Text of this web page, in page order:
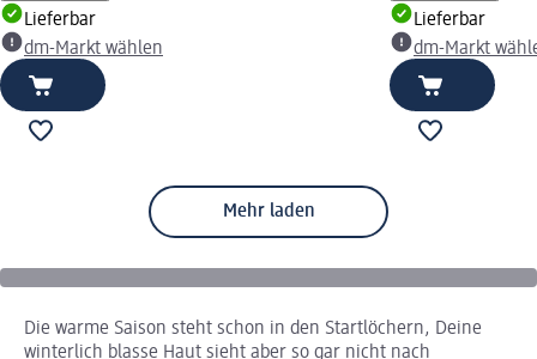
Lieferbar
dm-Markt wählen
Lieferbar
dm-Markt
Mehr laden
Die warme Saison steht schon in den Startlöchern, Deine
winterlich blasse Haut sieht aber so gar nicht nach